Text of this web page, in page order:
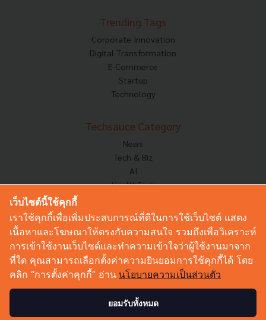
Trending Tags
Corporate Innovation
Digital Transformation
E-Commerce
Startup
Technology
Techsauce Category
News
Tech & Biz
AI
HealthTech
Corp Innov
Saucy Thoughts
Sustainable
Videos
Podcast
เว็บไซต์นี้ใช้คุกกี้
เราใช้คุกกี้เพื่อเพิ่มประสบการณ์ที่ดีในการใช้เว็บไซต์ แสดง
เนื้อหาและโฆษณาให้ตรงกับความสนใจ รวมถึงเพื่อวิเคราะห์
การเข้าใช้งานเว็บไซต์และทำความเข้าใจว่าผู้ใช้งานมาจาก
ที่ใด คุณสามารถเลือกตั้งค่าความยินยอมการใช้คุกกี้ได้ โดย
คลิก “การตั้งค่าคุกกี้” อ่าน นโยบายความเป็นส่วนตัว
ยอมรับทั้งหมด